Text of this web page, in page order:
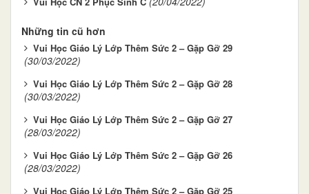
Những tin cũ hơn
Vui Học Giáo Lý Lớp Thêm Sức 2 – Gặp Gỡ 29
(30/03/2022)
Vui Học Giáo Lý Lớp Thêm Sức 2 – Gặp Gỡ 28
(30/03/2022)
Vui Học Giáo Lý Lớp Thêm Sức 2 – Gặp Gỡ 27
(28/03/2022)
Vui Học Giáo Lý Lớp Thêm Sức 2 – Gặp Gỡ 26
(28/03/2022)
Vui Học Giáo Lý Lớp Thêm Sức 2 – Gặp Gỡ 25